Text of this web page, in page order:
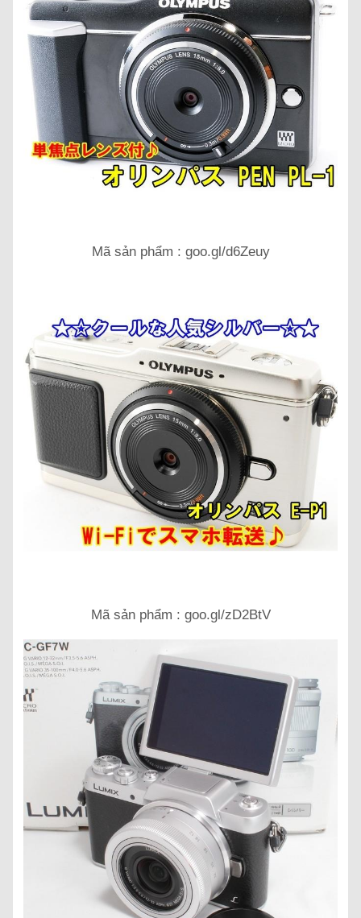
Mã sản phẩm : goo.gl/d6Zeuy
Mã sản phẩm : goo.gl/zD2BtV